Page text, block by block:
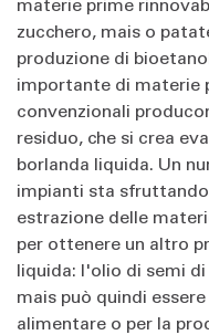
zucchero, mais o
produzione di
importante di materie
convenzionali
residuo, che si crea
borlanda liquida. Un
impianti sta
estrazione delle
per ottenere un altro
liquida: l'olio di semi
mais può quindi
alimentare o per la